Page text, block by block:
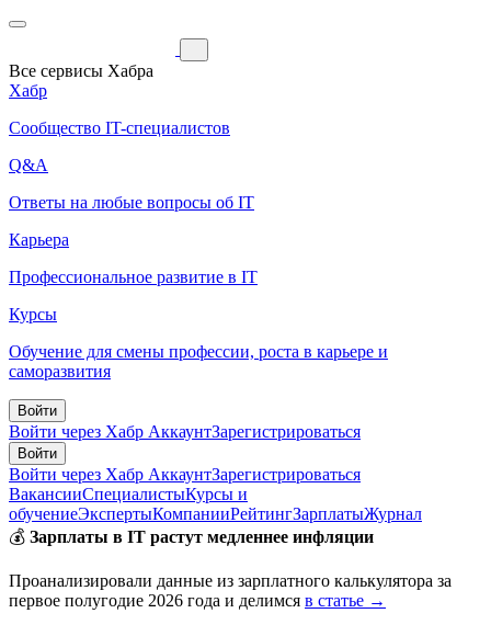
Все сервисы Хабра
Хабр
Сообщество IT-специалистов
Q&A
Ответы на любые вопросы об IT
Карьера
Профессиональное развитие в IT
Курсы
Обучение для смены профессии, роста в карьере и
саморазвития
Войти
Войти через Хабр АккаунтЗарегистрироваться
Войти
Войти через Хабр АккаунтЗарегистрироваться
ВакансииСпециалистыКурсы и
обучениеЭкспертыКомпанииРейтингЗарплатыЖурнал
💰 Зарплаты в IT растут медленнее инфляции
Проанализировали данные из зарплатного калькулятора за
первое полугодие 2026 года и делимся в статье →